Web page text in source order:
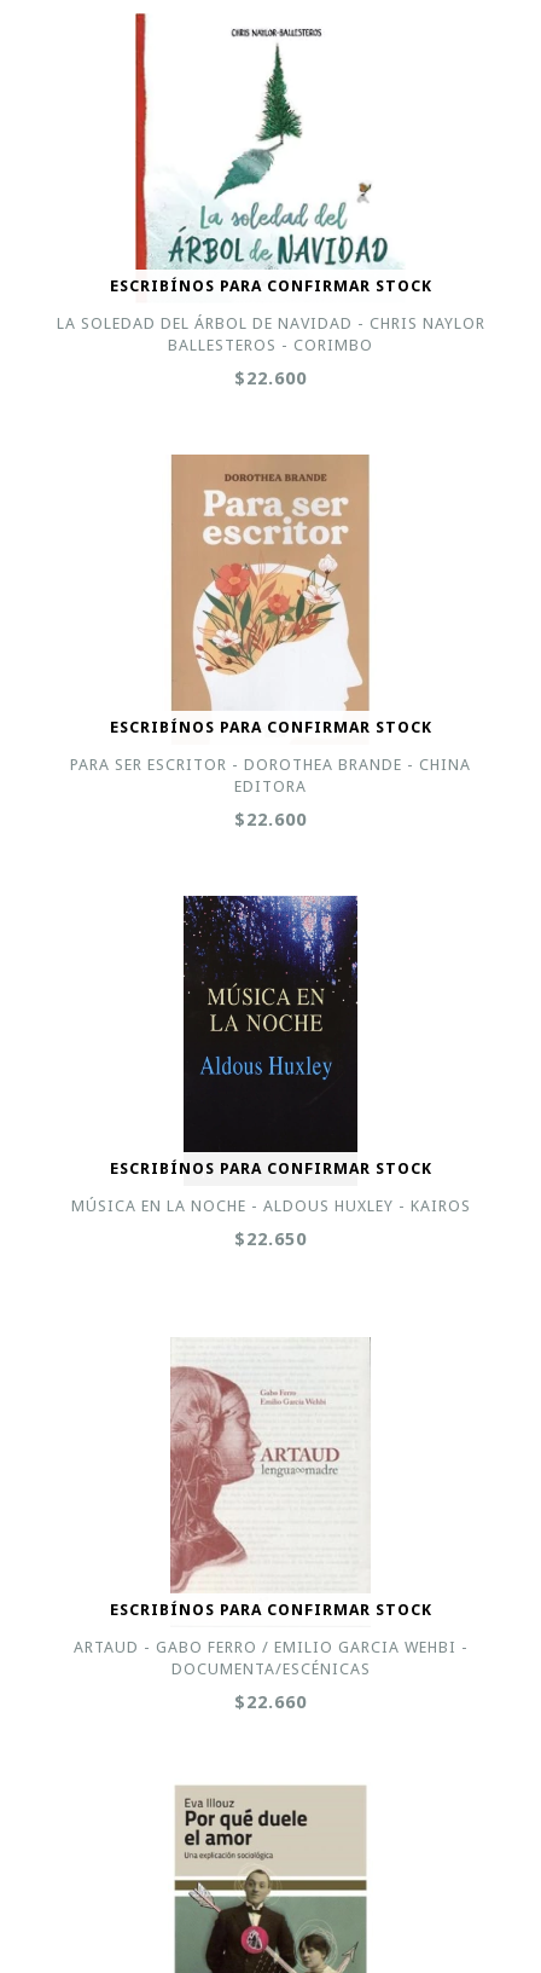
ESCRIBÍNOS PARA CONFIRMAR STOCK
LA SOLEDAD DEL ÁRBOL DE NAVIDAD - CHRIS NAYLOR
BALLESTEROS - CORIMBO
$22.600
ESCRIBÍNOS PARA CONFIRMAR STOCK
PARA SER ESCRITOR - DOROTHEA BRANDE - CHINA
EDITORA
$22.600
ESCRIBÍNOS PARA CONFIRMAR STOCK
MÚSICA EN LA NOCHE - ALDOUS HUXLEY - KAIROS
$22.650
ESCRIBÍNOS PARA CONFIRMAR STOCK
ARTAUD - GABO FERRO / EMILIO GARCIA WEHBI -
DOCUMENTA/ESCÉNICAS
$22.660